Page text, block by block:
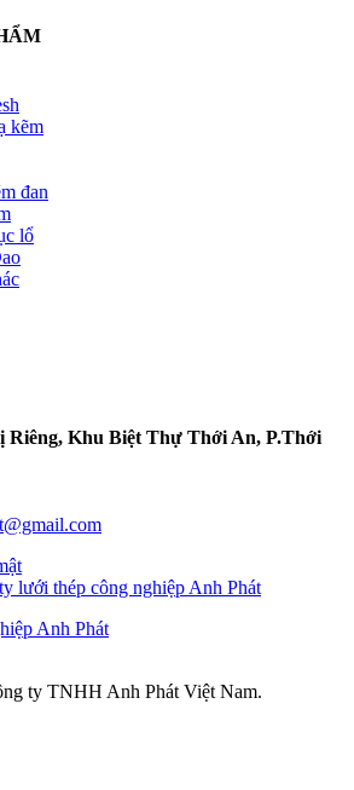
kẽm
đan
lổ
Riêng, Khu Biệt Thự Thới An, P.Thới
lưới thép công nghiệp Anh Phát
ty TNHH Anh Phát Việt Nam.